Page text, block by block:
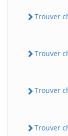
Trouver
Trouver
Trouver
Trouver